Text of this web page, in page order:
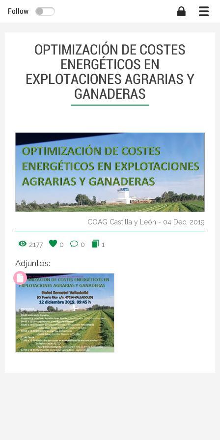
Follow
OPTIMIZACIÓN DE COSTES
ENERGÉTICOS EN
EXPLOTACIONES AGRARIAS Y
GANADERAS
COAG Castilla y León - 04 Dec, 2019
2177 0 0 1
Adjuntos: